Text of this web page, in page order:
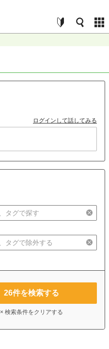
ログインして話してみる
26件を検索する
× 検索条件をクリアする